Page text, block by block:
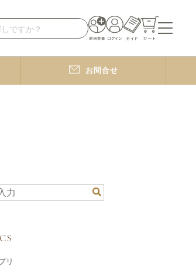
お問合せ
リ